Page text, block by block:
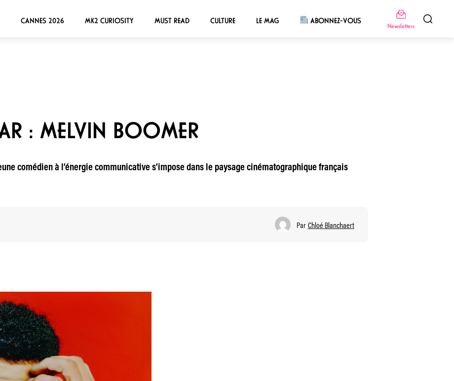
CANNES 2026 MK2 CURIOSITY MUST READ CULTURE LE MAG ABONNEZ-VOUS
Newsletters
: MELVIN BOOMER
comédien à l’énergie communicative s’impose dans le paysage cinématographique français
Par Chloé Blanchaert